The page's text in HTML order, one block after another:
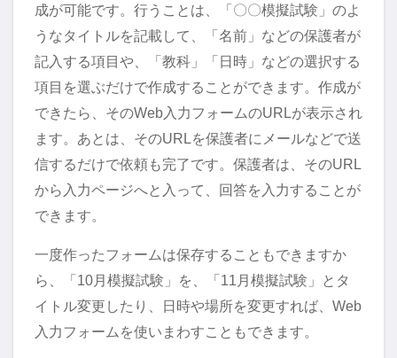
成が可能です。行うことは、「〇〇模擬試験」のよ
うなタイトルを記載して、「名前」などの保護者が
記入する項目や、「教科」「日時」などの選択する
項目を選ぶだけで作成することができます。作成が
できたら、そのWeb入力フォームのURLが表示され
ます。あとは、そのURLを保護者にメールなどで送
信するだけで依頼も完了です。保護者は、そのURL
から入力ページへと入って、回答を入力することが
できます。
一度作ったフォームは保存することもできますか
ら、「10月模擬試験」を、「11月模擬試験」とタ
イトル変更したり、日時や場所を変更すれば、Web
入力フォームを使いまわすこともできます。